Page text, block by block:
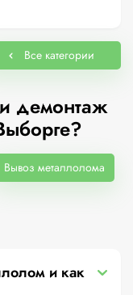
Все категории
демонтаж
Вывоз металлолома
и как